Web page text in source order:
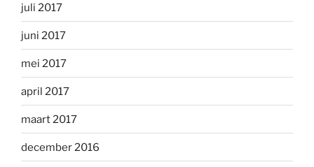
juli 2017
juni 2017
mei 2017
april 2017
maart 2017
december 2016